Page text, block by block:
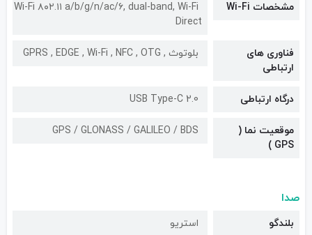
مشخصات Wi-Fi
Wi-Fi ۸۰۲.۱۱ a/b/g/n/ac/۶, dual-band, Wi-Fi
Direct
فناوری های
ارتباطی
بلوتوث , GPRS , EDGE , Wi-Fi , NFC , OTG
درگاه ارتباطی USB Type-C 2.0
موقعیت نما (
GPS )
GPS / GLONASS / GALILEO / BDS
صدا
بلندگو استریو